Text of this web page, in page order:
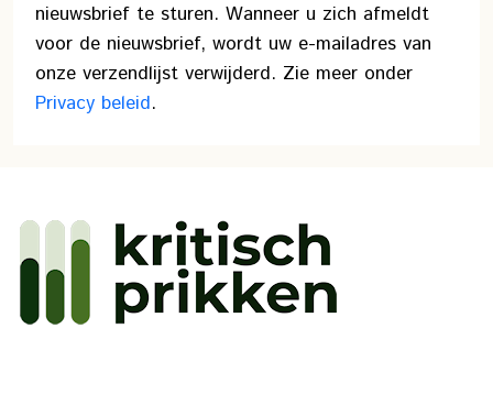
nieuwsbrief te sturen. Wanneer u zich afmeldt
voor de nieuwsbrief, wordt uw e-mailadres van
onze verzendlijst verwijderd. Zie meer onder
Privacy beleid.